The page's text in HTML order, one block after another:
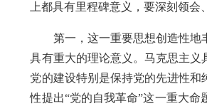
上都具有里程碑意义，要深刻领
第一，这一重要思想创造性地丰
具有重大的理论意义。马克思主
党的建设特别是保持党的先进性
性提出“党的自我革命”这一重大